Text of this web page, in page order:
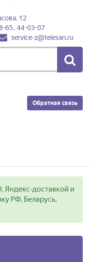
12
65, 44-03-07
service-z@telesan.ru
Обратная связь
Яндекс-доставкой и
РФ, Беларусь,